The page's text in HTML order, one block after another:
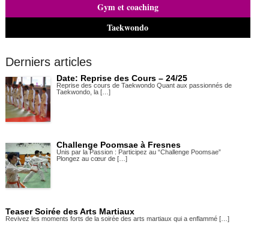
Gym et coaching
Taekwondo
Derniers articles
Date: Reprise des Cours – 24/25
Reprise des cours de Taekwondo Quant aux passionnés de
Taekwondo, la […]
Challenge Poomsae à Fresnes
Unis par la Passion : Participez au “Challenge Poomsae”
Plongez au cœur de […]
Teaser Soirée des Arts Martiaux
Revivez les moments forts de la soirée des arts martiaux qui a enflammé […]